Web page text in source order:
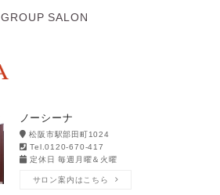
GROUP SALON
ノーシーナ
松阪市駅部田町1024
Tel.0120-670-417
定休日 毎週月曜＆火曜
サロン案内はこちら